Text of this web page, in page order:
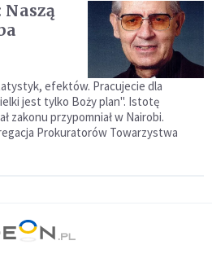
Naszą
efektów. Pracujecie dla
jest tylko Boży plan". Istotę
zakonu przypomniał w Nairobi.
Prokuratorów Towarzystwa